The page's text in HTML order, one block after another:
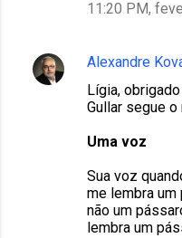
11:20 PM,
Alexandre
Lígia,
Gullar segue
Uma voz
Sua voz
me lembra um
não um
lembra um